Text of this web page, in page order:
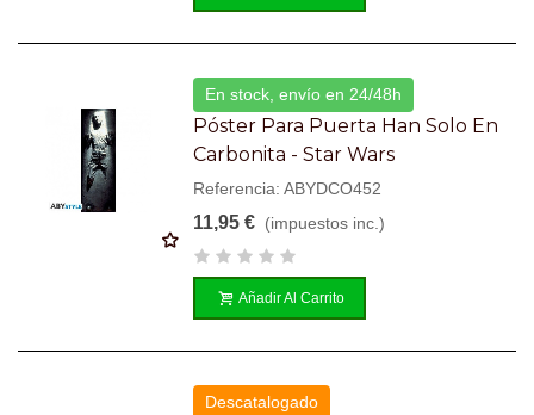
En stock, envío en 24/48h
Póster Para Puerta Han Solo En
Carbonita - Star Wars
Referencia: ABYDCO452
11,95 € (impuestos inc.)
Añadir Al Carrito
Descatalogado